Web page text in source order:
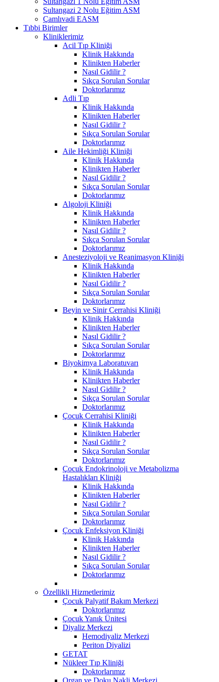
Sultangazi 2 Nolu Eğitim ASM
Çamlıvadi EASM
Tıbbi Birimler
Kliniklerimiz
Acil Tıp Kliniği
Klinik Hakkında
Klinikten Haberler
Nasıl Gidilir ?
Sıkça Sorulan Sorular
Doktorlarımız
Adli Tıp
Klinik Hakkında
Klinikten Haberler
Nasıl Gidilir ?
Sıkça Sorulan Sorular
Doktorlarımız
Aile Hekimliği Kliniği
Klinik Hakkında
Klinikten Haberler
Nasıl Gidilir ?
Sıkça Sorulan Sorular
Doktorlarımız
Algoloji Kliniği
Klinik Hakkında
Klinikten Haberler
Nasıl Gidilir ?
Sıkça Sorulan Sorular
Doktorlarımız
Anesteziyoloji ve Reanimasyon Kliniği
Klinik Hakkında
Klinikten Haberler
Nasıl Gidilir ?
Sıkça Sorulan Sorular
Doktorlarımız
Beyin ve Sinir Cerrahisi Kliniği
Klinik Hakkında
Klinikten Haberler
Nasıl Gidilir ?
Sıkça Sorulan Sorular
Doktorlarımız
Biyokimya Laboratuvarı
Klinik Hakkında
Klinikten Haberler
Nasıl Gidilir ?
Sıkça Sorulan Sorular
Doktorlarımız
Çocuk Cerrahisi Kliniği
Klinik Hakkında
Klinikten Haberler
Nasıl Gidilir ?
Sıkça Sorulan Sorular
Doktorlarımız
Çocuk Endokrinoloji ve Metabolizma
Hastalıkları Kliniği
Klinik Hakkında
Klinikten Haberler
Nasıl Gidilir ?
Sıkça Sorulan Sorular
Doktorlarımız
Çocuk Enfeksiyon Kliniği
Klinik Hakkında
Klinikten Haberler
Nasıl Gidilir ?
Sıkça Sorulan Sorular
Doktorlarımız
Özellikli Hizmetlerimiz
Çocuk Palyatif Bakım Merkezi
Doktorlarımız
Çocuk Yanık Ünitesi
Diyaliz Merkezi
Hemodiyaliz Merkezi
Periton Diyalizi
GETAT
Nükleer Tıp Kliniği
Doktorlarımız
Organ ve Doku Nakli Merkezi